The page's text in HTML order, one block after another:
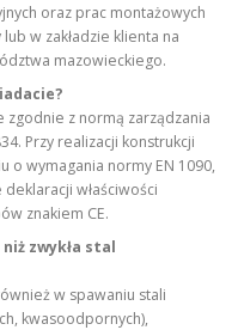
oraz prac montażowych
w zakładzie klienta na
mazowieckiego.
z normą zarządzania
Przy realizacji konstrukcji
o wymagania normy EN 1090,
właściwości
znakiem CE.
zwykła stal
w spawaniu stali
kwasoodpornych),